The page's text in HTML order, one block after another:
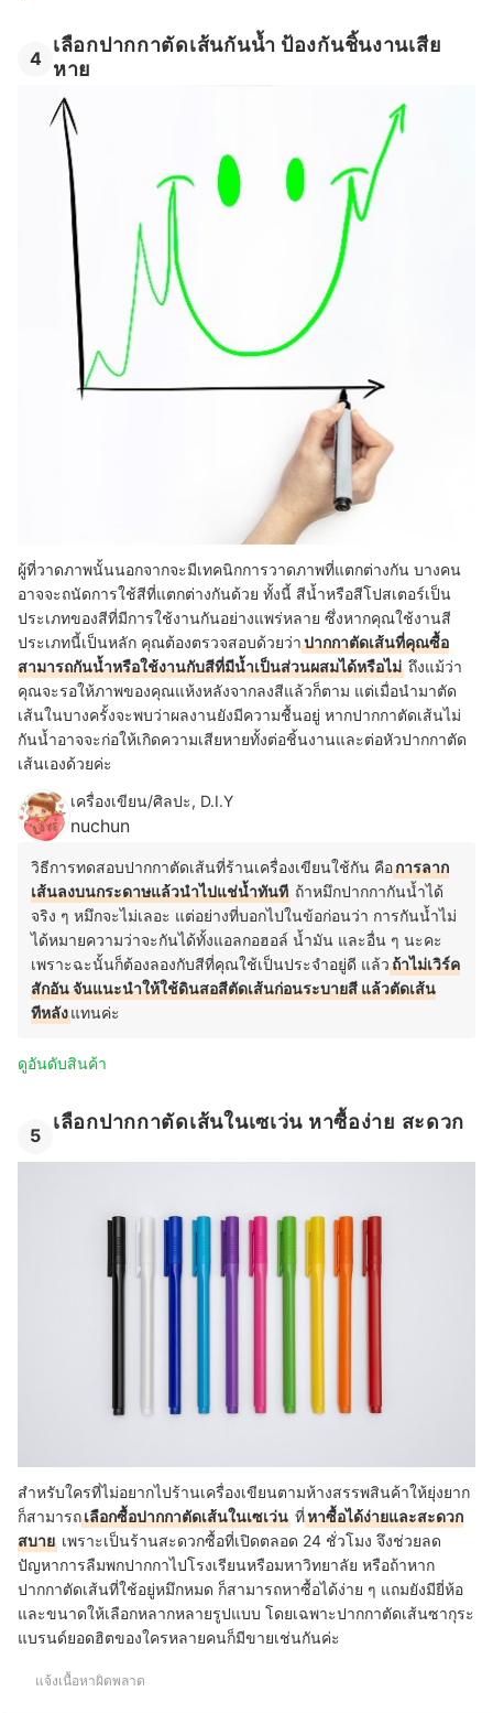
4
เลือกปากกาตัดเส้นกันน้ำ ป้องกันชิ้นงานเสีย
หาย
ผู้ที่วาดภาพนั้นนอกจากจะมีเทคนิกการวาดภาพที่แตกต่างกัน บางคน
อาจจะถนัดการใช้สีที่แตกต่างกันด้วย ทั้งนี้ สีน้ำหรือสีโปสเตอร์เป็น
ประเภทของสีที่มีการใช้งานกันอย่างแพร่หลาย ซึ่งหากคุณใช้งานสี
ประเภทนี้เป็นหลัก คุณต้องตรวจสอบด้วยว่าปากกาตัดเส้นที่คุณซื้อ
สามารถกันน้ำหรือใช้งานกับสีที่มีน้ำเป็นส่วนผสมได้หรือไม่ ถึงแม้ว่า
คุณจะรอให้ภาพของคุณแห้งหลังจากลงสีแล้วก็ตาม แต่เมื่อนำมาตัด
เส้นในบางครั้งจะพบว่าผลงานยังมีความชื้นอยู่ หากปากกาตัดเส้นไม่
กันน้ำอาจจะก่อให้เกิดความเสียหายทั้งต่อชิ้นงานและต่อหัวปากกาตัด
เส้นเองด้วยค่ะ
เครื่องเขียน/ศิลปะ, D.I.Y
nuchun
วิธีการทดสอบปากกาตัดเส้นที่ร้านเครื่องเขียนใช้กัน คือการลาก
เส้นลงบนกระดาษแล้วนำไปแช่น้ำทันที ถ้าหมึกปากกากันน้ำได้
จริง ๆ หมึกจะไม่เลอะ แต่อย่างที่บอกไปในข้อก่อนว่า การกันน้ำไม่
ได้หมายความว่าจะกันได้ทั้งแอลกอฮอล์ น้ำมัน และอื่น ๆ นะคะ
เพราะฉะนั้นก็ต้องลองกับสีที่คุณใช้เป็นประจำอยู่ดี แล้วถ้าไม่เวิร์ค
สักอัน จันแนะนำให้ใช้ดินสอสีตัดเส้นก่อนระบายสี แล้วตัดเส้น
ทีหลังแทนค่ะ
ดูอันดับสินค้า
5
เลือกปากกาตัดเส้นในเซเว่น หาซื้อง่าย สะดวก
สำหรับใครที่ไม่อยากไปร้านเครื่องเขียนตามห้างสรรพสินค้าให้ยุ่งยาก
ก็สามารถเลือกซื้อปากกาตัดเส้นในเซเว่น ที่หาซื้อได้ง่ายและสะดวก
สบาย เพราะเป็นร้านสะดวกซื้อที่เปิดตลอด 24 ชั่วโมง จึงช่วยลด
ปัญหาการลืมพกปากกาไปโรงเรียนหรือมหาวิทยาลัย หรือถ้าหาก
ปากกาตัดเส้นที่ใช้อยู่หมึกหมด ก็สามารถหาซื้อได้ง่าย ๆ แถมยังมียี่ห้อ
และขนาดให้เลือกหลากหลายรูปแบบ โดยเฉพาะปากกาตัดเส้นซากุระ
แบรนด์ยอดฮิตของใครหลายคนก็มีขายเช่นกันค่ะ
แจ้งเนื้อหาผิดพลาด